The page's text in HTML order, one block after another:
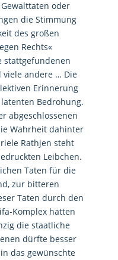
oder
die Stimmung
des großen
Rechts«
stattgefundenen
viele andere … Die
Erinnerung
Bedrohung.
abgeschlossenen
Wahrheit dahinter
Rathjen steht
Leibchen.
Taten für die
zur bitteren
Taten durch den
Komplex hätten
die staatliche
dürfte besser
das gewünschte